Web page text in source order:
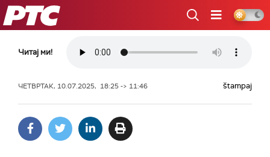
РТС
Читај ми!
ЧЕТВРТАК, 10.07.2025, 18:25 -> 11:46 štampaj